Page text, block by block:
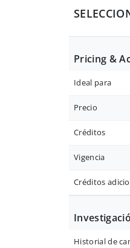
Pricing &
Ideal para
Precio
Créditos
Vigencia
Créditos
Historial de